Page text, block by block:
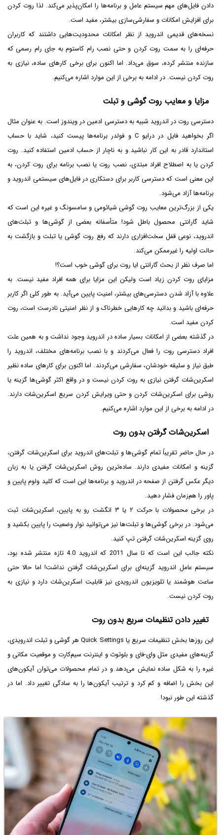
دادن فایل‌های مهم سیستم عامل و برنامه‌ها را امکان‌پذیر می‌کند. لذا روت کردن
برای افزایش امکانات و سفارشی‌سازی بیشتر، مفید است.
نسخه‌های قدیمی اندروید از نظر امکانات محدودیت‌هایی داشتند که کاربران
حرفه‌ای را به سمت روت کردن و حتی نصب رام کاستوم به جای رام رسمی که
سازنده منتشر کرده، سوق می‌داد. اما اکنون برای برخی کارهای ساده، نیازی به
روت کردن نیست. در ادامه به برخی از این موارد اشاره می‌کنیم.
مزایا و معایب روت گوشی و تبلت
دسترسی روت در اندروید شبیه به دسترسی ادمین در ویندوز است. به عنوان مثال
اگر بخواهید فایل در درایو C و فولدر برنامه‌ها پیست کنید، شاید با حساب
استاندارد قادر به این کار نباشید و به ناچار از حساب ادمین استفاده کنید. روت
کردن یا به اصطلاح افراد مبتدی، نصب روت یا نصب برنامه برای روت کردن، به
این معنی است که دسترسی کاربر برای دستکاری در فایل‌های سیستمی اندروید و
برنامه‌ها آزاد می‌شود.
یکی از بزرگ‌ترین معایب روت گوشی شیائومی و سامسونگ و غیره این است که
شاید گارانتی محصول باطل شود! متأسفانه بعضی از گوشی‌ها و تبلت‌های
اندروید، نوعی قفل سخت‌افزاری دارند که رفع روت گوشی یا تبلت و بازگشت به
حالت اولیه را غیرممکن می‌کند.
اما صرف نظر از بحث گارانتی ایا روت برای گوشی خوب است؟!
مزایای روت کردن زیاد است ولیکن این مزایا برای همه افراد مفید نیست. به
علاوه با آزاد شدن دسترسی‌های بیشتر، امنیت پایین می‌آید. به طور کلی اگر کاربر
حرفه‌ای باشید و بدانید چه کارهایی خطرناک و از نظر امنیتی نادرست است، روت
کردن مفید است.
در گذشته بعضی از امکانات بسیار ساده در اندروید وجود نداشت و به همین علت
افراد دسترسی روت را فعال می‌کردند و با نصب برنامه‌های مختلف، اندروید را
طبق نیاز و سلیقه خودشان، سفارشی می‌کردند. اما اکنون برای کارهای ساده نظیر
اسکرین‌شات گرفتن نیازی به روت کردن نیست و در واقع اکثر گوشی‌ها گزینه یا
روشی برای اسکرین‌شات کردن و حتی ویرایش کردن سریع اسکرین‌شات دارند.
در ادامه به برخی از این موارد اشاره می‌کنیم.
اسکرین‌شات گرفتن بدون روت
در حال حاضر تقریباً تمام گوشی‌ها و تبلت‌های اندروید برای اسکرین‌شات گرفتن،
گزینه و امکانات مفیدی دارند. ساده‌ترین روش اسکرین‌شات گرفتن یا به زبان
دیگر عکس گرفتن از صفحه در اندروید و برنامه‌ها این است که کلید ولوم پایین و
پاور را هم‌زمان فشار دهید.
در برخی محصولات با حرکت ۲ یا ۳ انگشت رو به پایین، اسکرین‌شات ثبت
می‌شود. در برخی گوشی‌ها و تبلت‌ها نیز می‌توانید نوار وضعیت را پایین بکشید و
روی گزینه اسکرین‌شات گرفتن تپ کنید.
نکته جالب این است که تا سال 2011 که اندروید 4.0 تازه منتشر شده بود،
سیستم عامل اندروید گزینه‌ای برای اسکرین‌شات گرفتن نداشت! اما حالا حتی
ساعت هوشمند یا تلویزیون اندرویدی نیز قابلیت اسکرین‌شات دارد و نیازی به
روت کردن نیست.
تغییر دادن تنظیمات سریع بدون روت
این روزها بخش تنظیمات سریع یا Quick Settings هر گوشی و تبلت اندرویدی،
گزینه‌های مفیدی مثل وای-فای و بلوتوث و اینترنت سیم‌کارت و موقعیت مکانی و
غیره را به شکل ساده نمایش می‌دهد و در تمام محصولات می‌توان آیکون‌های
این بخش را اضافه و کم کرد و ترتیب آیکون‌ها را به سادگی تغییر داد. اما در
گذشته این طور نبود!